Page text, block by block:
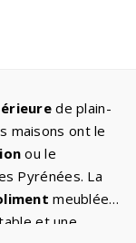
de plain-
maisons ont le
ou le
Pyrénées. La
meublée.
et une